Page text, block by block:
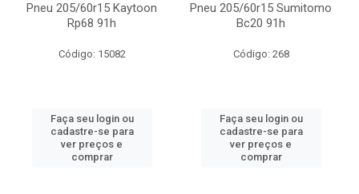
Pneu 205/60r15 Kaytoon
Rp68 91h
Código: 15082
Faça seu login ou
cadastre-se para
ver preços e
comprar
Pneu 205/60r15 Sumitomo
Bc20 91h
Código: 268
Faça seu login ou
cadastre-se para
ver preços e
comprar